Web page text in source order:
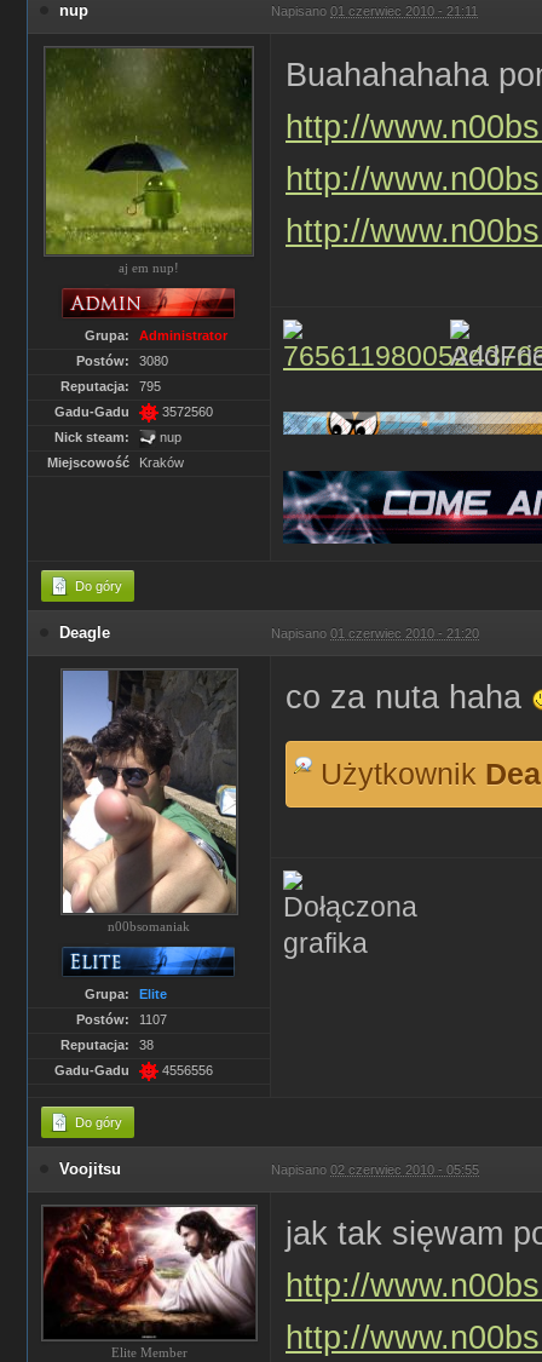
nup Napisano 01 czerwiec 2010 - 21:11
aj em nup!
Grupa:
Administrator
Postów:
3080
Reputacja:
795
Gadu-Gadu
3572560
Nick steam:
nup
Miejscowość
Kraków
Buahahahaha
http://
http://
http://
Do góry
Deagle Napisano 01 czerwiec 2010 - 21:20
n00bsomaniak
Grupa:
Elite
Postów:
1107
Reputacja:
38
Gadu-Gadu
4556556
co za nuta haha
Użytkownik
Do góry
Voojitsu Napisano 02 czerwiec 2010 - 05:55
Elite Member
jak tak sięwam
http://
http://